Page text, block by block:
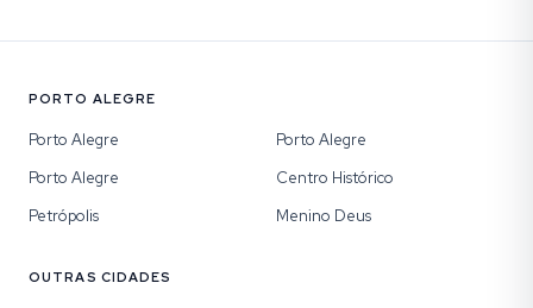
PORTO ALEGRE
Porto Alegre
Porto Alegre
Porto Alegre
Centro Histórico
Petrópolis
Menino Deus
OUTRAS CIDADES